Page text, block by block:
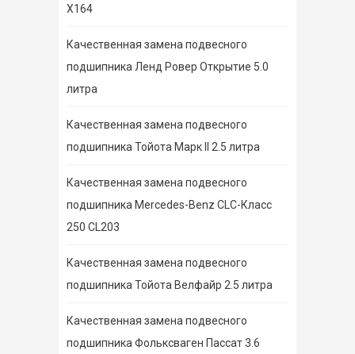
X164
Качественная замена подвесного
подшипника Ленд Ровер Открытие 5.0
литра
Качественная замена подвесного
подшипника Тойота Марк II 2.5 литра
Качественная замена подвесного
подшипника Mercedes-Benz CLC-Класс
250 CL203
Качественная замена подвесного
подшипника Тойота Велфайр 2.5 литра
Качественная замена подвесного
подшипника Фольксваген Пассат 3.6